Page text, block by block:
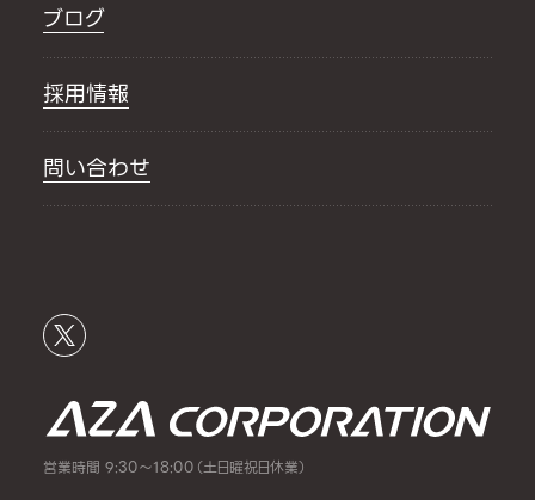
ブログ
採用情報
問い合わせ
営業時間 9:30～18:00（土日曜祝日休業）